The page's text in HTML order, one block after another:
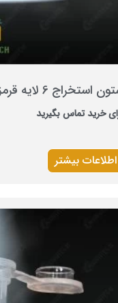
استخراج 6 لایه قرمز
خرید تماس بگیرید
اطلاعات بیشتر